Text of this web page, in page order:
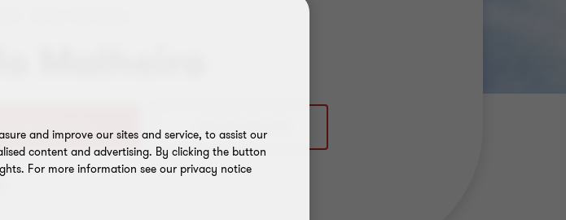
Malheiro
+351 214 134 630
and improve our sites and service, to assist our
content and advertising. By clicking the button
For more information see our privacy notice